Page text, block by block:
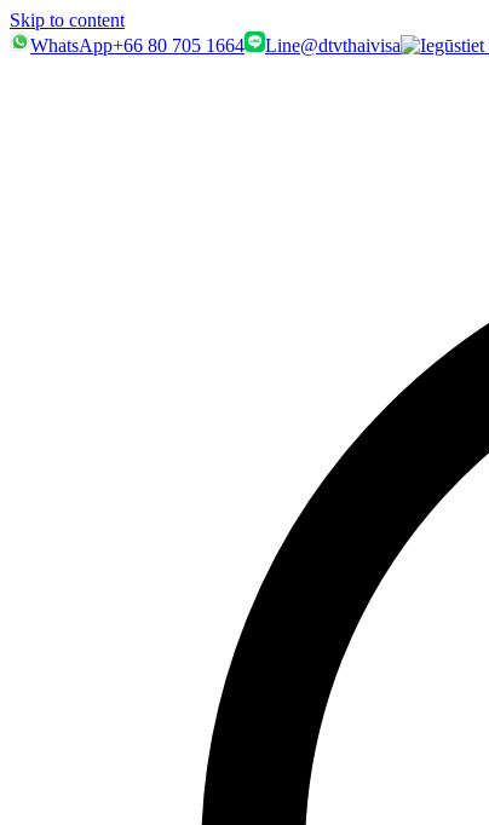
Skip to content
WhatsApp+66 80 705 1664 Line@dtvthaivisa